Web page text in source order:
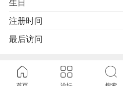
注册时间
最后访问